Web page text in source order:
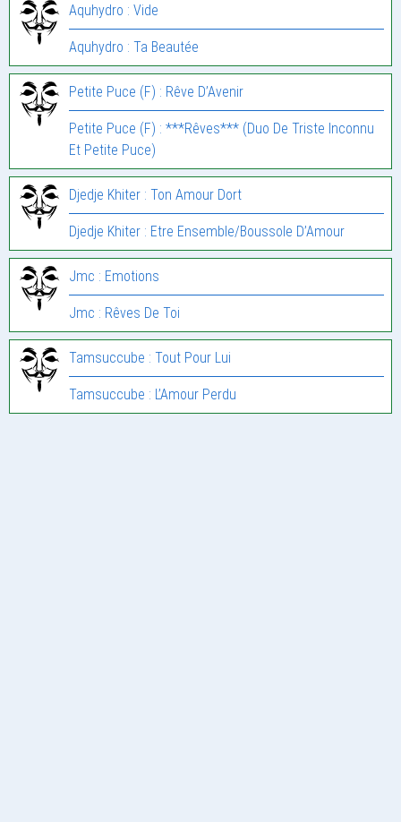
Aquhydro : Vide
Aquhydro : Ta Beautée
Petite Puce (F) : Rêve D’Avenir
Petite Puce (F) : ***Rêves*** (Duo De Triste Inconnu
Et Petite Puce)
Djedje Khiter : Ton Amour Dort
Djedje Khiter : Etre Ensemble/Boussole D’Amour
Jmc : Emotions
Jmc : Rêves De Toi
Tamsuccube : Tout Pour Lui
Tamsuccube : L’Amour Perdu